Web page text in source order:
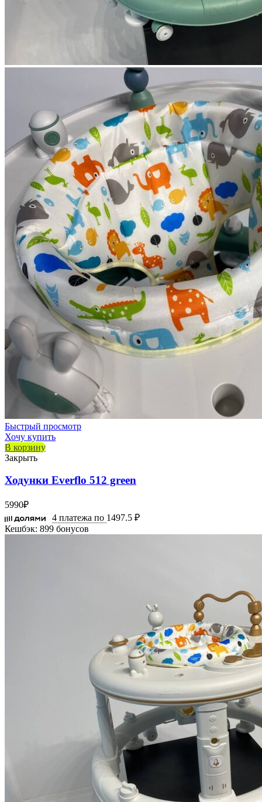
Быстрый просмотр
Хочу купить
В корзину
Закрыть
Ходунки Everflo 512 green
5990₽
4 платежа по 1497.5 ₽
Кешбэк: 899 бонусов